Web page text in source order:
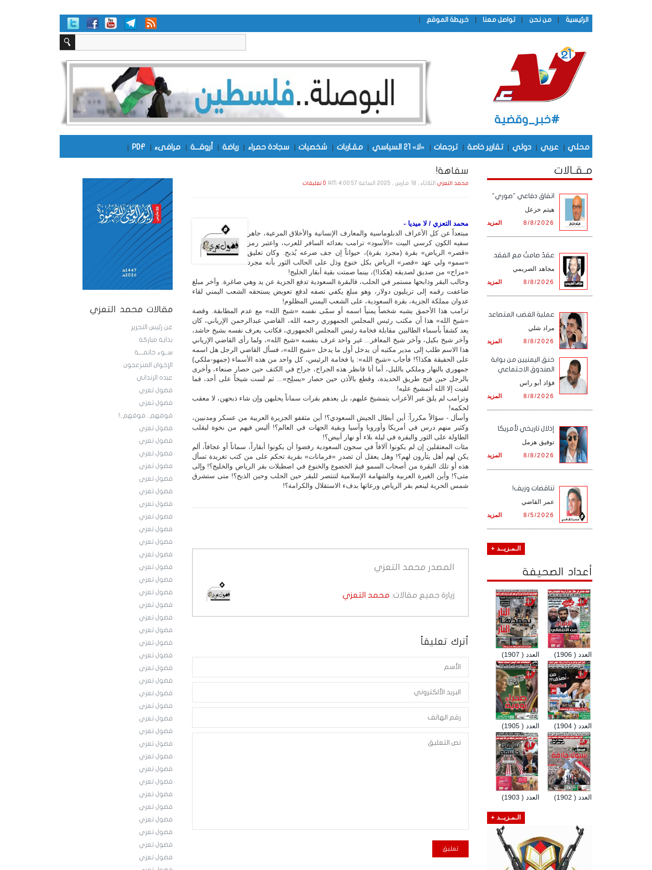
الرئيسية | من نحن | تواصل معنا | خريطة الموقع |
#خبر_وقضية
محلي | عربي | دولي | تقارير خاصة | ترجمات | «لا» 21 السياسي | مقـاربات | شخصيات | سجادة حمراء | رياضة | أروقـــة | مرافىء |
PDF
|
مقالات محمد التعزي
عن رئيس التحرير
بداية مباركة
ســوء خاتمـــة
الإخوان المنزعجون
عبده الزنداني
فضول تعزي
فضول تعزي
فوقهم.. فوقهم..!
فضول تعزي
فضول تعزي
فضول تعزي
فضول تعزي
فضول تعزي
فضول تعزي
فضول تعزي
فضول تعزي
فضول تعزي
فضول تعزي
فضول تعزي
فضول تعزي
فضول تعزي
فضول تعزي
فضول تعزي
فضول تعزي
فضول تعزي
فضول تعزي
فضول تعزي
فضول تعزي
فضول تعزي
فضول تعزي
فضول تعزي
فضول تعزي
فضول تعزي
فضول تعزي
فضول تعزي
فضول تعزي
فضول تعزي
فضول تعزي
فضول تعزي
فضول تعزي
فضول تعزي
فضول تعزي
فضول تعزي
سفاهة!
محمد التعزيالثلاثاء , 18 مـارس , 2025 الساعة 4:00:57 AM 0 تعليقات
محمد التعزي / لا ميديا -
مبتعداً عن كل الأعراف الدبلوماسية والمعارف الإنسانية والأخلاق المرعية، جاهر
سفيه الكون كرسي البيت «الأسود» ترامب بعدائه السافر للعرب، واعتبر رمز
«قصر» الرياض» بقرة (مجرد بقرة)، حيواناً إن جف ضرعه يُذبح. وكان تعليق
«سمو» ولي عهد «قصر» الرياض بكل خنوع وذل على الحالب الثور بأنه مجرد
«مزاح» من صديق لصديقه (هكذا!)، بينما صمتت بقية أبقار الخليج!
وحالب البقر وذابحها مستمر في الحلب، فالبقرة السعودية تدفع الجزية عن يد وهي صاغرة. وآخر مبلغ
ضاعفت رقمه إلى تريليون دولار، وهو مبلغ يكفي نصفه لدفع تعويض يستحقه الشعب اليمني لقاء
عدوان مملكة الجزية، بقرة السعودية، على الشعب اليمني المظلوم!
ترامب هذا الأحمق يشبه شخصاً يمنياً اسمه أو سمّى نفسه «شيخ الله» مع عدم المطابقة. وقصة
«شيخ الله» هذا أن مكتب رئيس المجلس الجمهوري رحمه الله، القاضي عبدالرحمن الإرياني، كان
يعد كشفاً بأسماء الطالبين مقابلة فخامة رئيس المجلس الجمهوري، فكاتب يعرف نفسه بشيخ حاشد،
وآخر شيخ بكيل، وآخر شيخ المعافر... غير واحد عرف بنفسه «شيخ الله»، ولما رأى القاضي الإرياني
هذا الاسم طلب إلى مدير مكتبه أن يدخل أول ما يدخل «شيخ الله»، فسأل القاضي الرجل هل اسمه
على الحقيقة هكذا؟! فأجاب «شيخ الله»: يا فخامة الرئيس، كل واحد من هذه الأسماء (جمهو-ملكي)
جمهوري بالنهار وملكي بالليل، أما أنا فانظر هذه الجراح، جراح في الكتف حين حصار صنعاء، وأخرى
بالرجل حين فتح طريق الحديدة، وقطع بالأذن حين حصار «يسلِح»... ثم لست شيخاً على أحد، فما
لقيت إلا الله أتمشيخ عليه!
وترامب لم يلقَ غير الأعراب يتمشيخ عليهم، بل يعدهم بقرات سماناً يحلبهن وإن شاء ذبحهن، لا معقب
لحكمه!
وأسأل - سؤالاً مكرراً: أين أبطال الجيش السعودي؟! أين مثقفو الجزيرة العربية من عسكر ومدنيين،
وكثير منهم درس في أمريكا وأوروبا وآسيا وبقية الجهات في العالم؟! أليس فيهم من نخوة ليقلب
الطاولة على الثور والبقرة في ليلة بلاء أو نهار أبيض؟!
مئات المعتقلين إن لم يكونوا آلافاً في سجون السعودية رفضوا أن يكونوا أبقاراً، سماناً أو عجافاً، ألم
يكن لهم أهل يثأرون لهم؟! وهل يعقل أن تصدر «فرمانات» بقرية تحكم على من كتب تغريدة تسأل
هذه أو تلك البقرة من أصحاب السمو فيمَ الخضوع والخنوع في اصطبلات بقر الرياض والخليج؟! وإلى
متى؟! وأين الغيرة العربية والشهامة الإسلامية لتنتصر للبقر حين الحلب وحين الذبح؟! متى ستشرق
شمس الحرية لينعم بقر الرياض ورعاتها بدفء الاستقلال والكرامة؟!
المصدر محمد التعزي
زيارة جميع مقالات: محمد التعزي
أترك تعليقاً
مـقـالات
اتفاق دفاعي "صوري"
هيثم خزعل
المزيد 8/8/2026
عقدٌ صامتٌ مع الفقد
مجاهد الصريمي
المزيد 8/8/2026
‏عملية الغضب المتصاعد
مراد شلي
المزيد 8/8/2026
خنق اليمنيين من بوابة
الصندوق الاجتماعي
فؤاد أبو راس
المزيد 8/8/2026
إذلال تاريخي لأمريكا
توفيق هزمل
المزيد 8/8/2026
تناقضات وزيف!
عمر القاضي
المزيد 8/5/2026
الـمـزيــد +
أعداد الصحيفة
العدد ( 1907) العدد ( 1906)
العدد ( 1905) العدد ( 1904)
العدد ( 1903) العدد ( 1902)
الـمـزيــد +